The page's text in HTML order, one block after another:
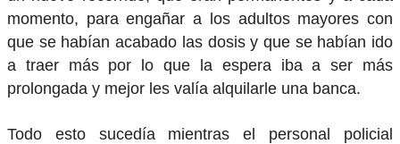
momento, para engañar a los adultos mayores con
que se habían acabado las dosis y que se habían ido
a traer más por lo que la espera iba a ser más
prolongada y mejor les valía alquilarle una banca.
Todo esto sucedía mientras el personal policial